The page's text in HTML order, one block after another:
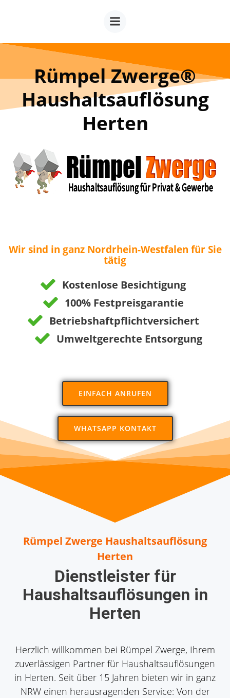
Inhalt
Rümpel Zwerge®
Haushaltsauflösung
Herten
Wir sind in ganz Nordrhein-Westfalen für Sie
tätig
Kostenlose Besichtigung
100% Festpreisgarantie
Betriebshaftpflichtversichert
Umweltgerechte Entsorgung
EINFACH ANRUFEN
WHATSAPP KONTAKT
Rümpel Zwerge Haushaltsauflösung
Herten
Dienstleister für
Haushaltsauflösungen in
Herten
Herzlich willkommen bei Rümpel Zwerge, Ihrem
zuverlässigen Partner für Haushaltsauflösungen
in Herten. Seit über 15 Jahren bieten wir in ganz
NRW einen herausragenden Service: Von der